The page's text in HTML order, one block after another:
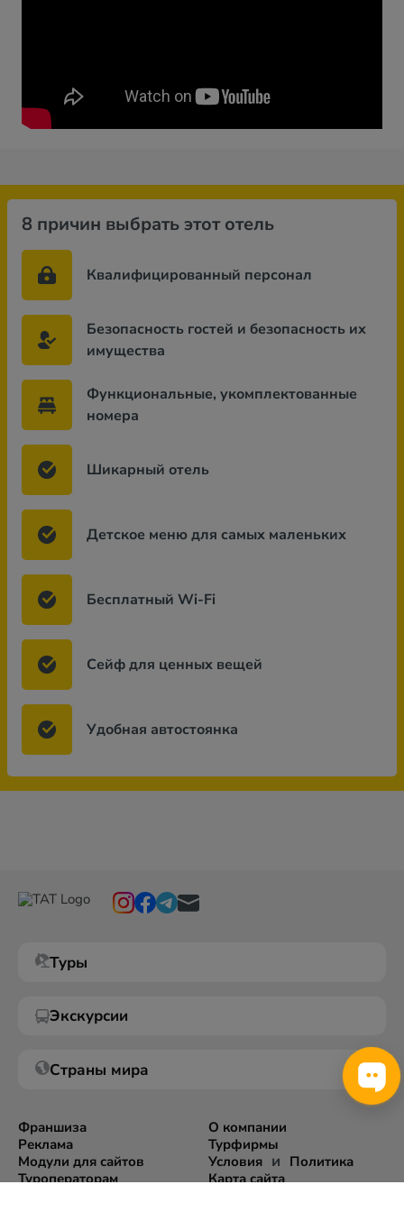
8 причин выбрать этот отель
Квалифицированный персонал
Безопасность гостей и безопасность их
имущества
Функциональные, укомплектованные
номера
Шикарный отель
Детское меню для самых маленьких
Бесплатный Wi-Fi
Сейф для ценных вещей
Удобная автостоянка
Туры
Экскурсии
Страны мира
Франшиза
Реклама
Модули для сайтов
Туроператорам
О компании
Турфирмы
Условияи Политика
Карта сайта